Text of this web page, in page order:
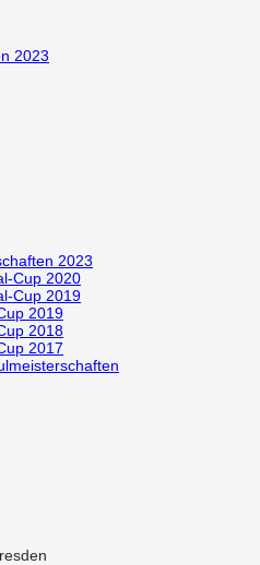
2023
2023
Cup 2020
Cup 2019
2019
2018
2017